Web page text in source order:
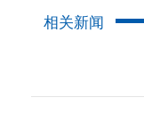
相关新闻